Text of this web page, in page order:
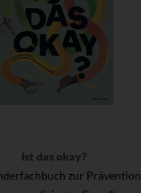
Ist das okay?
zur Prävention